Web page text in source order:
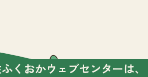
くおかウェブセンターは、